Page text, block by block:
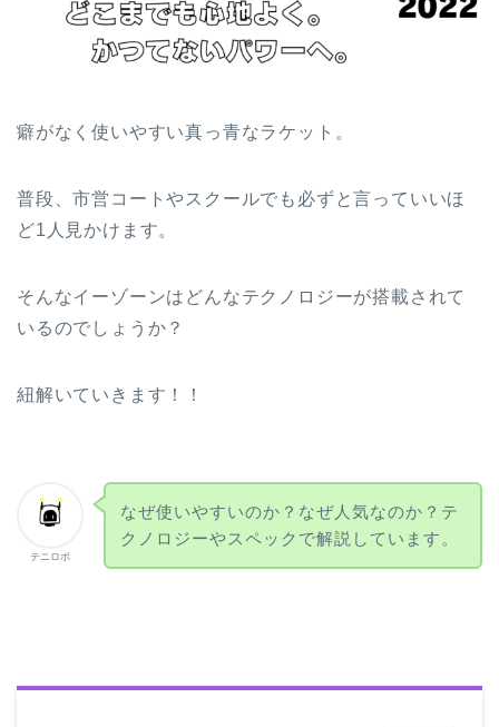
癖がなく使いやすい真っ青なラケット。
普段、市営コートやスクールでも必ずと言っていいほ
ど1人見かけます。
そんなイーゾーンはどんなテクノロジーが搭載されて
いるのでしょうか？
紐解いていきます！！
テニロボ
なぜ使いやすいのか？なぜ人気なのか？テ
クノロジーやスペックで解説しています。